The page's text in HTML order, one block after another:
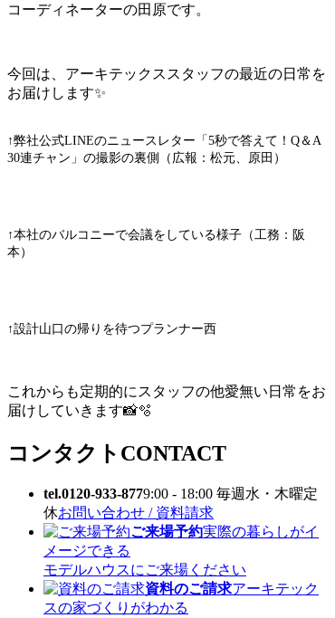
コーディネーターの田原です。
今回は、アーキテックススタッフの最近の日常を
お届けします✨
↑弊社公式LINEのニュースレター「5秒で答えて！Q＆A
30連チャン」の撮影の裏側（広報：松元、原田）
↑本社のバルコニーで会議をしている様子（工務：阪
本）
↑設計山口の帰りを待つプランナー西
これからも定期的にスタッフの他愛無い日常をお
届けしていきます📸🫧
コンタクト CONTACT
tel.0120-933-8779:00 - 18:00 毎週水・木曜定
休お問い合わせ / 資料請求
ご来場予約実際の暮らしがイ
メージできる
モデルハウスにご来場ください
資料のご請求アーキテック
スの家づくりがわかる